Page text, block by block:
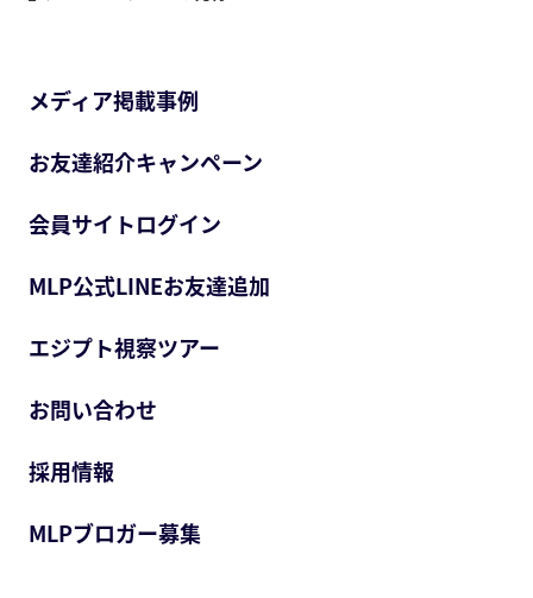
メディア掲載事例
お友達紹介キャンペーン
会員サイトログイン
MLP公式LINEお友達追加
エジプト視察ツアー
お問い合わせ
採用情報
MLPブロガー募集